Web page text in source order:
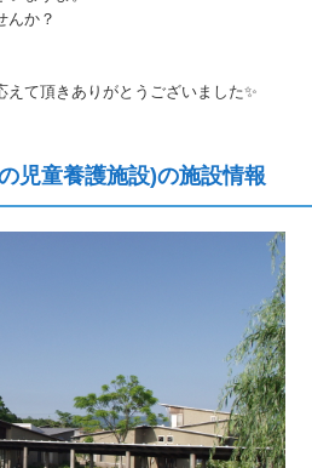
んか？
て頂きありがとうございました✨
児童養護施設)の施設情報